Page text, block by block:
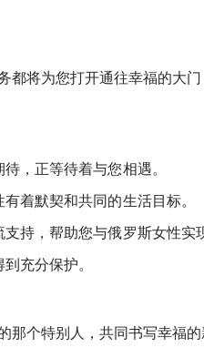
都将为您打开通往幸福的大
，正等待着与您相遇。
着默契和共同的生活目标。
持，帮助您与俄罗斯女性实
充分保护。
个特别人，共同书写幸福的